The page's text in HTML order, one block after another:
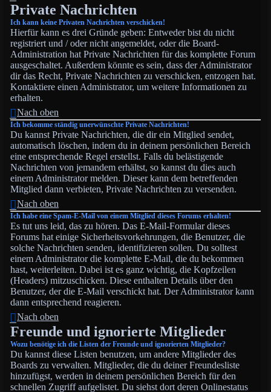
Private Nachrichten
Ich kann keine Privaten Nachrichten verschicken!
Hierfür kann es drei Gründe geben: Entweder bist du nicht
registriert und / oder nicht angemeldet, oder die Board-
Administration hat Private Nachrichten für das komplette Forum
ausgeschaltet. Außerdem könnte es sein, dass der Administrator
dir das Recht, Private Nachrichten zu verschicken, entzogen hat.
Kontaktiere einen Administrator, um weitere Informationen zu
erhalten.
Nach oben
Ich bekomme ständig unerwünschte Private Nachrichten!
Du kannst Private Nachrichten, die dir ein Mitglied sendet,
automatisch löschen, indem du in deinem persönlichen Bereich
eine entsprechende Regel erstellst. Falls du belästigende
Nachrichten von jemandem erhältst, so kannst du dies auch
einem Administrator melden. Dieser kann dem betreffenden
Mitglied dann verbieten, Private Nachrichten zu versenden.
Nach oben
Ich habe eine Spam-E-Mail von einem Mitglied dieses Forums erhalten!
Es tut uns leid, das zu hören. Das E-Mail-Formular dieses
Forums hat einige Sicherheitsvorkehrungen, die Benutzer, die
solche Nachrichten senden, identifizieren sollen. Du solltest
einem Administrator die komplette E-Mail, die du bekommen
hast, weiterleiten. Dabei ist es ganz wichtig, die Kopfzeilen
(Headers) mitzuschicken. Diese enthalten Details über den
Benutzer, der die E-Mail verschickt hat. Der Administrator kann
dann entsprechend reagieren.
Nach oben
Freunde und ignorierte Mitglieder
Wozu benötige ich die Listen der Freunde und ignorierten Mitglieder?
Du kannst diese Listen benutzen, um andere Mitglieder des
Boards zu verwalten. Mitglieder, die du deiner Freundesliste
hinzufügst, werden in deinem persönlichen Bereich für den
schnellen Zugriff aufgelistet. Du siehst dort deren Onlinestatus